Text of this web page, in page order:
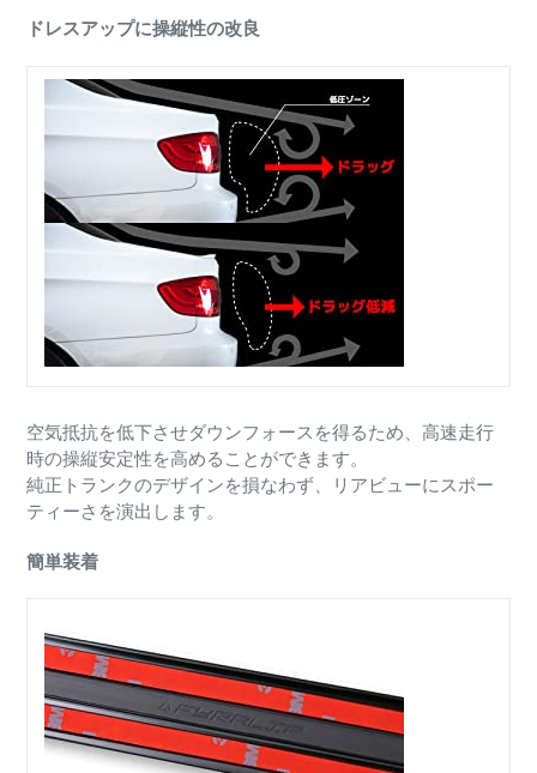
ドレスアップに操縦性の改良
空気抵抗を低下させダウンフォースを得るため、高速走行
時の操縦安定性を高めることができます。
純正トランクのデザインを損なわず、リアビューにスポー
ティーさを演出します。
簡単装着